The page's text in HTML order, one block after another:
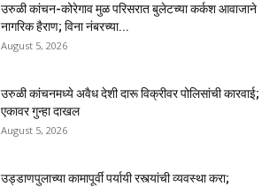
उरुळी कांचन-कोरेगाव मुळ परिसरात बुलेटच्या कर्कश आवाजाने
नागरिक हैराण; विना नंबरच्या...
August 5, 2026
उरुळी कांचनमध्ये अवैध देशी दारू विक्रीवर पोलिसांची कारवाई;
एकावर गुन्हा दाखल
August 5, 2026
उड्डाणपुलाच्या कामापूर्वी पर्यायी रस्त्यांची व्यवस्था करा;